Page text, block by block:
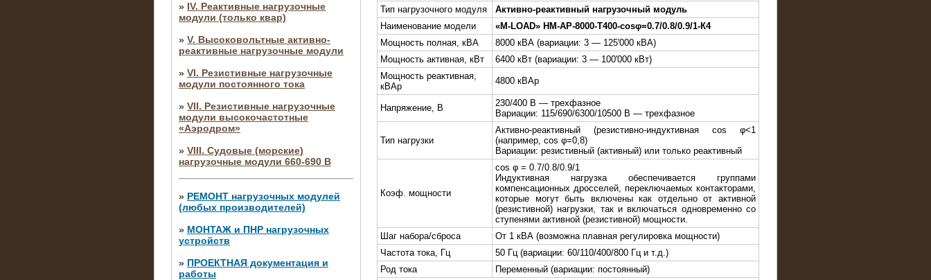
» IV. Реактивные нагрузочные
модули (только квар)
» V. Высоковольтные активно-
реактивные нагрузочные модули
» VI. Резистивные нагрузочные
модули постоянного тока
» VII. Резистивные нагрузочные
модули высокочастотные
«Аэродром»
» VIII. Судовые (морские)
нагрузочные модули 660-690 В
» РЕМОНТ нагрузочных модулей
(любых производителей)
» МОНТАЖ и ПНР нагрузочных
устройств
» ПРОЕКТНАЯ документация и
работы
Тип нагрузочного модуля
Активно-реактивный нагрузочный модуль
Наименование модели
«M-LOAD» НМ-АР-8000-Т400-cosφ=0.7/0.8/0.9/1-К4
Мощность полная, кВА
8000 кВА (вариации: 3 — 125'000 кВА)
Мощность активная, кВт
6400 кВт (вариации: 3 — 100'000 кВт)
Мощность реактивная,
кВАр
4800 кВАр
Напряжение, В
230/400 В — трехфазное
Вариации: 115/690/6300/10500 В — трехфазное
Тип нагрузки
Активно-реактивный (резистивно-индуктивная cos φ<1
(например, cos φ=0,8)
Вариации: резистивный (активный) или только реактивный
Коэф. мощности
cos φ = 0.7/0.8/0.9/1
Индуктивная нагрузка обеспечивается группами
компенсационных дросселей, переключаемых контакторами,
которые могут быть включены как отдельно от активной
(резистивной) нагрузки, так и включаться одновременно со
ступенями активной (резистивной) мощности.
Шаг набора/сброса
От 1 кВА (возможна плавная регулировка мощности)
Частота тока, Гц
50 Гц (вариации: 60/110/400/800 Гц и т.д.)
Род тока
Переменный (вариации: постоянный)